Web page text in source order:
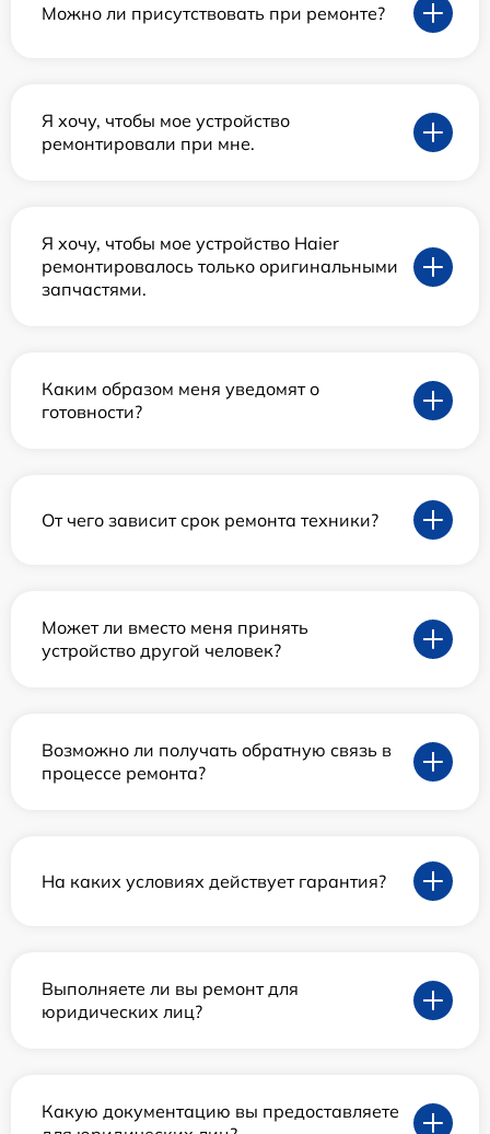
Можно ли присутствовать при ремонте?
Я хочу, чтобы мое устройство
ремонтировали при мне.
Я хочу, чтобы мое устройство Haier
ремонтировалось только оригинальными
запчастями.
Каким образом меня уведомят о
готовности?
От чего зависит срок ремонта техники?
Может ли вместо меня принять
устройство другой человек?
Возможно ли получать обратную связь в
процессе ремонта?
На каких условиях действует гарантия?
Выполняете ли вы ремонт для
юридических лиц?
Какую документацию вы предоставляете